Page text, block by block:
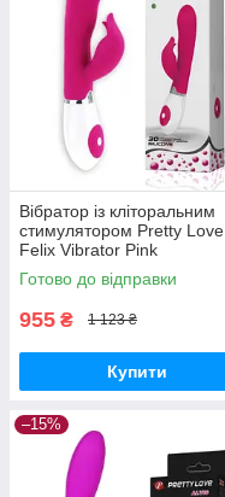
Вібратор із кліторальним
стимулятором Pretty Love
Felix Vibrator Pink
Готово до відправки
955 ₴ 1 123 ₴
Купити
–15%